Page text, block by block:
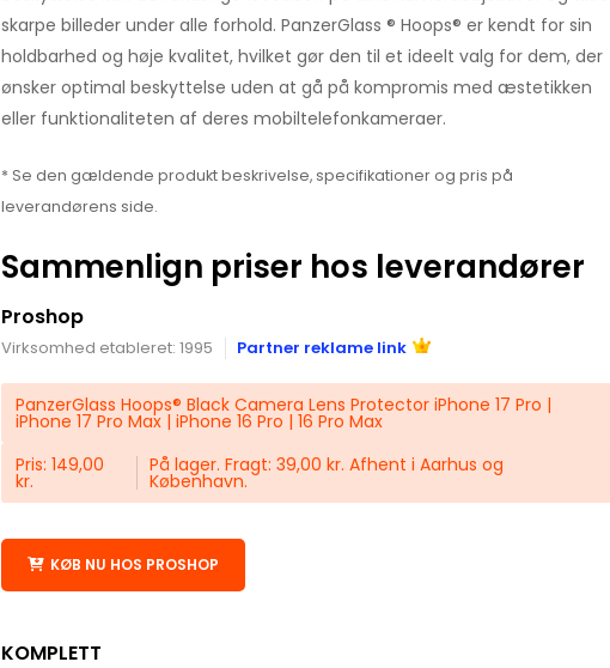
skarpe billeder under alle forhold. PanzerGlass ® Hoops® er kendt for sin
holdbarhed og høje kvalitet, hvilket gør den til et ideelt valg for dem, der
ønsker optimal beskyttelse uden at gå på kompromis med æstetikken
eller funktionaliteten af deres mobiltelefonkameraer.
* Se den gældende produkt beskrivelse, specifikationer og pris på
leverandørens side.
Sammenlign priser hos leverandører
Proshop
Virksomhed etableret: 1995 Partner reklame link
PanzerGlass Hoops® Black Camera Lens Protector iPhone 17 Pro |
iPhone 17 Pro Max | iPhone 16 Pro | 16 Pro Max
Pris: 149,00
kr.
På lager. Fragt: 39,00 kr. Afhent i Aarhus og
København.
KØB NU HOS PROSHOP
KOMPLETT